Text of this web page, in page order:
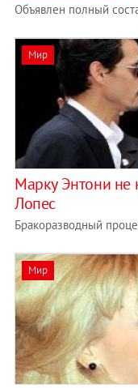
Объявлен полный
Мир
Марку Энтони
Лопес
Бракоразводный
Мир